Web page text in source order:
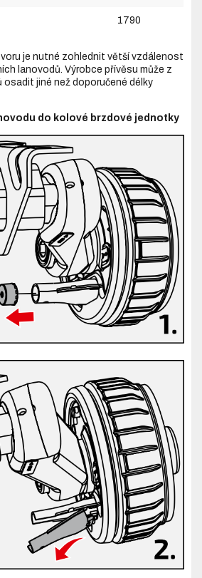
1790
je nutné zohlednit větší vzdálenost
lanovodů. Výrobce přívěsu může z
osadit jiné než doporučené délky
do kolové brzdové jednotky